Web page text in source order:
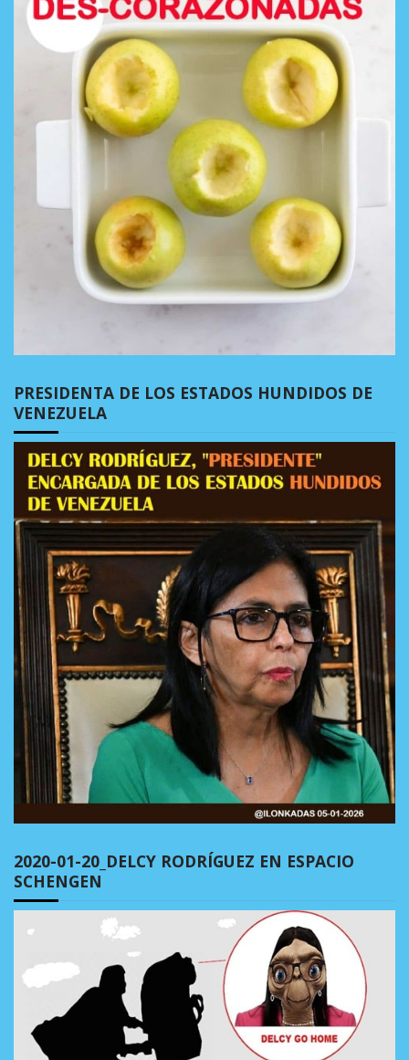
PRESIDENTA DE LOS ESTADOS HUNDIDOS DE
VENEZUELA
2020-01-20_DELCY RODRÍGUEZ EN ESPACIO
SCHENGEN